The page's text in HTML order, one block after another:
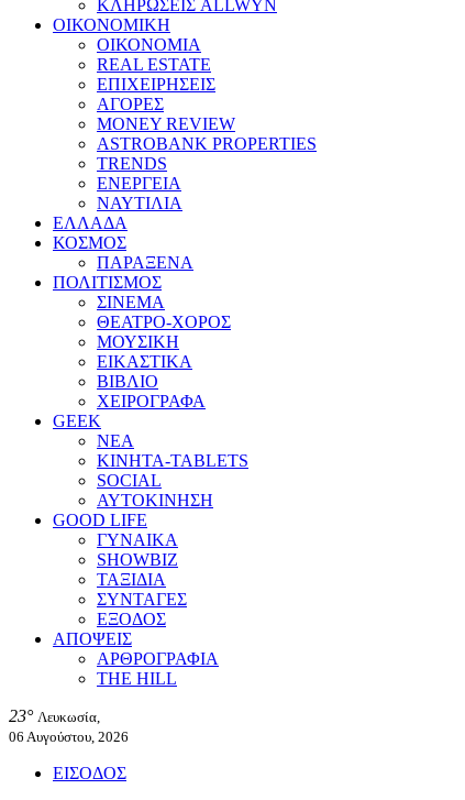
ΚΛΗΡΩΣΕΙΣ ALLWYN
ΟΙΚΟΝΟΜΙΚΗ
ΟΙΚΟΝΟΜΙΑ
REAL ESTATE
ΕΠΙΧΕΙΡΗΣΕΙΣ
ΑΓΟΡΕΣ
MONEY REVIEW
ASTROBANK PROPERTIES
TRENDS
ΕΝΕΡΓΕΙΑ
ΝΑΥΤΙΛΙΑ
ΕΛΛΑΔΑ
ΚΟΣΜΟΣ
ΠΑΡΑΞΕΝΑ
ΠΟΛΙΤΙΣΜΟΣ
ΣΙΝΕΜΑ
ΘΕΑΤΡΟ-ΧΟΡΟΣ
ΜΟΥΣΙΚΗ
ΕΙΚΑΣΤΙΚΑ
ΒΙΒΛΙΟ
ΧΕΙΡΟΓΡΑΦΑ
GEEK
ΝΕΑ
ΚΙΝΗΤΑ-TABLETS
SOCIAL
ΑΥΤΟΚΙΝΗΣΗ
GOOD LIFE
ΓΥΝΑΙΚΑ
SHOWBIZ
ΤΑΞΙΔΙΑ
ΣΥΝΤΑΓΕΣ
ΕΞΟΔΟΣ
ΑΠΟΨΕΙΣ
ΑΡΘΡΟΓΡΑΦΙΑ
THE HILL
23° Λευκωσία,
06 Αυγούστου, 2026
ΕΙΣΟΔΟΣ